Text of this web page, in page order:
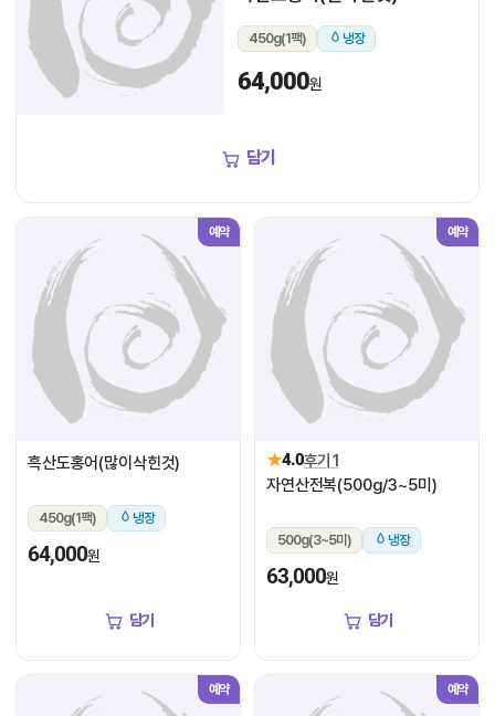
450g(1팩) 냉장
64,000원
담기
예약
흑산도홍어(많이삭힌것)
450g(1팩) 냉장
64,000원
담기
예약
★4.0후기 1
자연산전복(500g/3~5미)
500g(3~5미) 냉장
63,000원
담기
예약 예약